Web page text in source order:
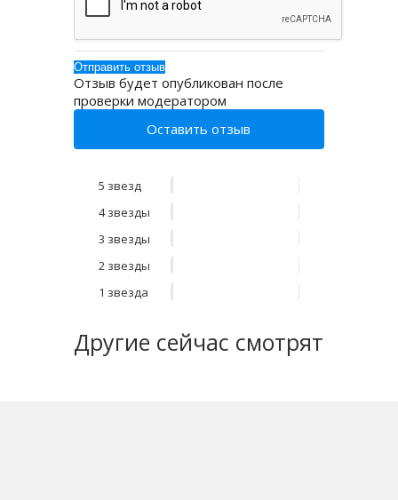
Отзыв будет опубликован после
проверки модератором
Оставить отзыв
5 звезд
4 звезды
3 звезды
2 звезды
1 звезда
Другие сейчас смотрят